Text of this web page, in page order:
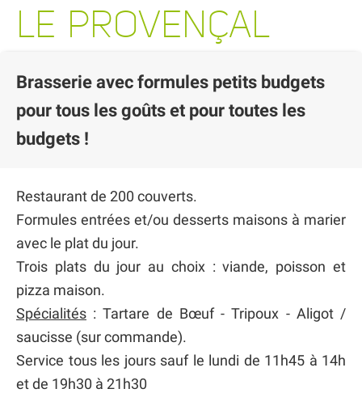
LE PROVENÇAL
Brasserie avec formules petits budgets
pour tous les goûts et pour toutes les
budgets !
Restaurant de 200 couverts.
Formules entrées et/ou desserts maisons à marier
avec le plat du jour.
Trois plats du jour au choix : viande, poisson et
pizza maison.
Spécialités : Tartare de Bœuf - Tripoux - Aligot /
saucisse (sur commande).
Service tous les jours sauf le lundi de 11h45 à 14h
et de 19h30 à 21h30